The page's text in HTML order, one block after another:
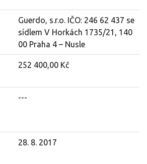
Guerdo, s.r.o. IČO: 246 62 437 se
sídlem V Horkách 1735/21, 140
00 Praha 4 – Nusle
252 400,00 Kč
---
28. 8. 2017